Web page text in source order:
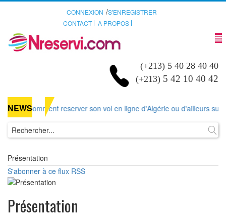
CONNEXION /S'ENREGISTRER
CONTACT
A PROPOS
(+213) 5 40 28 40 40
(+213) 5 42 10 40 42
NEWS
un- : Comment reserver son vol en ligne d'Algérie ou d'ailleurs sur
Présentation
S'abonner à ce flux RSS
Présentation